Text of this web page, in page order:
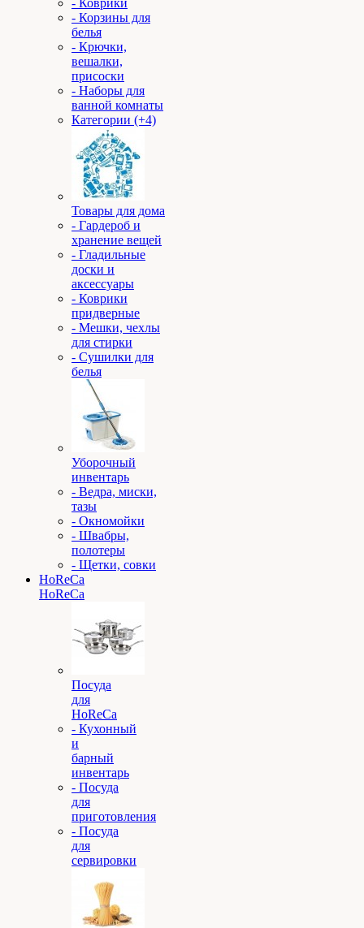
- Коврики
- Корзины для
белья
- Крючки,
вешалки,
присоски
- Наборы для
ванной комнаты
Категории (+4)
Товары для дома
- Гардероб и
хранение вещей
- Гладильные
доски и
аксессуары
- Коврики
придверные
- Мешки, чехлы
для стирки
- Сушилки для
белья
Уборочный
инвентарь
- Ведра, миски,
тазы
- Окномойки
- Швабры,
полотеры
- Щетки, совки
HoReCa
HoReCa
Посуда
для
HoReCa
- Кухонный
и
барный
инвентарь
- Посуда
для
приготовления
- Посуда
для
сервировки